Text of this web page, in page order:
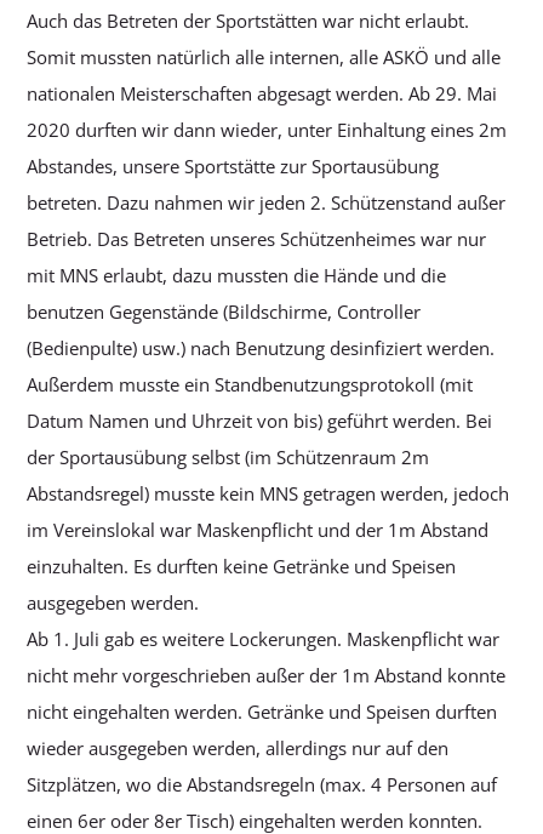
Auch das Betreten der Sportstätten war nicht erlaubt.
Somit mussten natürlich alle internen, alle ASKÖ und alle
nationalen Meisterschaften abgesagt werden. Ab 29. Mai
2020 durften wir dann wieder, unter Einhaltung eines 2m
Abstandes, unsere Sportstätte zur Sportausübung
betreten. Dazu nahmen wir jeden 2. Schützenstand außer
Betrieb. Das Betreten unseres Schützenheimes war nur
mit MNS erlaubt, dazu mussten die Hände und die
benutzen Gegenstände (Bildschirme, Controller
(Bedienpulte) usw.) nach Benutzung desinfiziert werden.
Außerdem musste ein Standbenutzungsprotokoll (mit
Datum Namen und Uhrzeit von bis) geführt werden. Bei
der Sportausübung selbst (im Schützenraum 2m
Abstandsregel) musste kein MNS getragen werden, jedoch
im Vereinslokal war Maskenpflicht und der 1m Abstand
einzuhalten. Es durften keine Getränke und Speisen
ausgegeben werden.
Ab 1. Juli gab es weitere Lockerungen. Maskenpflicht war
nicht mehr vorgeschrieben außer der 1m Abstand konnte
nicht eingehalten werden. Getränke und Speisen durften
wieder ausgegeben werden, allerdings nur auf den
Sitzplätzen, wo die Abstandsregeln (max. 4 Personen auf
einen 6er oder 8er Tisch) eingehalten werden konnten.